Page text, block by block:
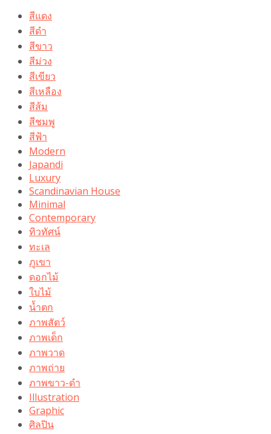
สีแดง
สีดำ
สีขาว
สีม่วง
สีเขียว
สีเหลือง
สีส้ม
สีชมพู
สีฟ้า
Modern
Japandi
Luxury
Scandinavian House
Minimal
Contemporary
ทิวทัศน์
ทะเล
ภูเขา
ดอกไม้
ใบไม้
น้ำตก
ภาพสัตว์
ภาพเด็ก
ภาพวาด
ภาพถ่าย
ภาพขาว-ดำ
Illustration
Graphic
ศิลปิน